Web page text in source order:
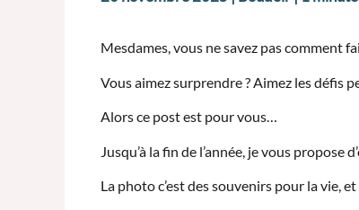
Mesdames, vous ne savez pas comment
Vous aimez surprendre ? Aimez les défis
Alors ce post est pour vous…
Jusqu’à la fin de l’année, je vous
La photo c’est des souvenirs pour la vie,